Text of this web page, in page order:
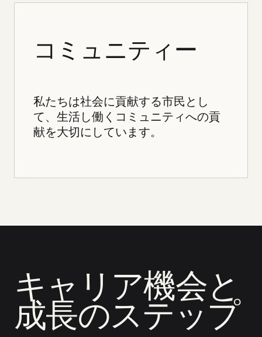
コミュニティー
私たちは社会に貢献する市民とし
て、生活し働くコミュニティへの貢
献を大切にしています。
キャリア機会と
成長のステップ